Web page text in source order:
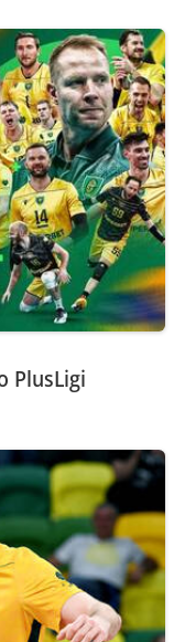
PlusLigi